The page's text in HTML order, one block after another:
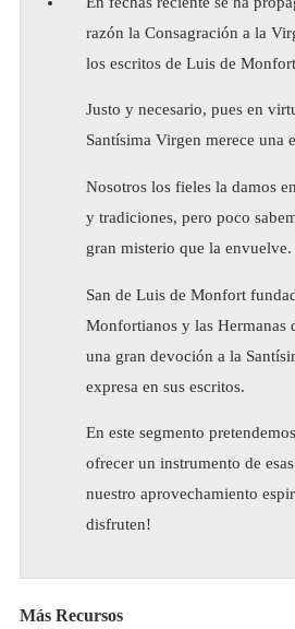
razón la Consagración a la
los escritos de Luis de
Justo y necesario, pues en
Santísima Virgen merece una
Nosotros los fieles la damos
y tradiciones, pero poco
gran misterio que la envuelve.
San de Luis de Monfort
Monfortianos y las Hermanas
una gran devoción a la
expresa en sus escritos.
En este segmento
ofrecer un instrumento de
nuestro aprovechamiento
disfruten!
Más Recursos